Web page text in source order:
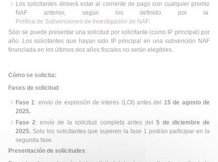
Los solicitantes deberá estar al corriente de pago con cualquier premio
NAF anterior, según los definido por la
Política de Subvenciones de Investigación de NAF.
Sólo se puede presentar una solicitud por solicitante (como IP principal) por
año. Los solicitantes que hayan sido IP principal en una subvención NAF
financiada en los últimos dos años fiscales no serán elegibles.
Cómo se solicita:
Fases de solicitud :
Fase 1: envío de expresión de interés (LOI) antes del 15 de agosto de
2025.
Fase 2: envío de la solicitud completa antes del
5 de diciembre de
2025. Solo los solicitantes que superen la fase 1 podrán participar en la
segunda fase.
Presentación de solicitudes: